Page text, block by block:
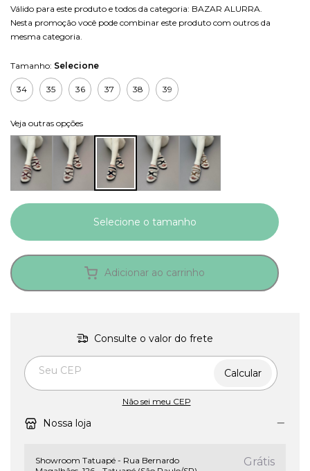
Válido para este produto e todos da categoria: BAZAR ALURRA.
Nesta promoção você pode combinar este produto com outros da
mesma categoria.
Tamanho: Selecione
34 35 36 37 38 39
Veja outras opções
Adicionar ao carrinho
Consulte o valor do frete
Entregas para o CEP:
Calcular
Não sei meu CEP
Nossa loja
Showroom Tatuapé - Rua Bernardo
Grátis